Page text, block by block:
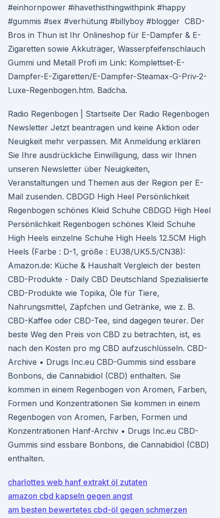
#einhornpower #ihavethisthingwithpink #happy
#gummis #sex #verhütung #billyboy #blogger CBD-
Bros in Thun ist Ihr Onlineshop für E-Dampfer & E-
Zigaretten sowie Akkuträger, Wasserpfeifenschlauch
Gummi und Metall Profi im Link: Komplettset-E-
Dampfer-E-Zigaretten/E-Dampfer-Steamax-G-Priv-2-
Luxe-Regenbogen.htm. Badcha.
Radio Regenbogen | Startseite Der Radio Regenbogen
Newsletter Jetzt beantragen und keine Aktion oder
Neuigkeit mehr verpassen. Mit Anmeldung erklären
Sie Ihre ausdrückliche Einwilligung, dass wir Ihnen
unseren Newsletter über Neuigkeiten,
Veranstaltungen und Themen aus der Region per E-
Mail zusenden. CBDGD High Heel Persönlichkeit
Regenbogen schönes Kleid Schuhe CBDGD High Heel
Persönlichkeit Regenbogen schönes Kleid Schuhe
High Heels einzelne Schuhe High Heels 12.5CM High
Heels (Farbe : D-1, größe : EU38/UK5.5/CN38):
Amazon.de: Küche & Haushalt Vergleich der besten
CBD-Produkte - Daily CBD Deutschland Spezialisierte
CBD-Produkte wie Topika, Öle für Tiere,
Nahrungsmittel, Zäpfchen und Getränke, wie z. B.
CBD-Kaffee oder CBD-Tee, sind dagegen teurer. Der
beste Weg den Preis von CBD zu betrachten, ist, es
nach den Kosten pro mg CBD aufzuschlüsseln. CBD-
Archive • Drugs Inc.eu CBD-Gummis sind essbare
Bonbons, die Cannabidiol (CBD) enthalten. Sie
kommen in einem Regenbogen von Aromen, Farben,
Formen und Konzentrationen Sie kommen in einem
Regenbogen von Aromen, Farben, Formen und
Konzentrationen Hanf-Archiv • Drugs Inc.eu CBD-
Gummis sind essbare Bonbons, die Cannabidiol (CBD)
enthalten.
charlottes web hanf extrakt öl zutaten
amazon cbd kapseln gegen angst
am besten bewertetes cbd-öl gegen schmerzen